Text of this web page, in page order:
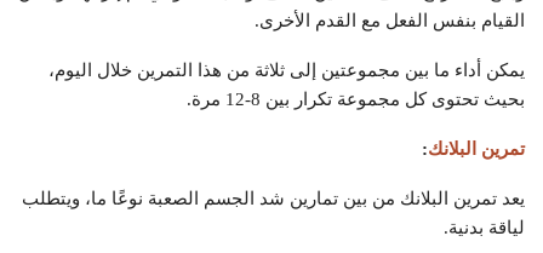
القيام بنفس الفعل مع القدم الأخرى.
يمكن أداء ما بين مجموعتين إلى ثلاثة من هذا التمرين خلال اليوم،
بحيث تحتوى كل مجموعة تكرار بين 8-12 مرة.
تمرين البلانك:
يعد تمرين البلانك من بين تمارين شد الجسم الصعبة نوعًا ما، ويتطلب
لياقة بدنية.